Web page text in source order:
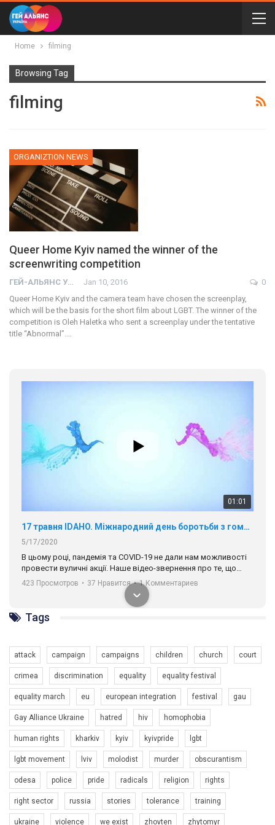
Home filming
Browsing Tag
filming
ORGANIZTION NEWS
Queer Home Kyiv named the winner of the
screenwriting competition
ГЕЙ-АЛЬЯНС УКРАИНА Jan 10, 2016
0
Queer Home Kyiv and the camera team have chosen the screenplay,
which will be the basis for the short film about LGBT. The winner of the
competition is Oleh Haletka who sent a screenplay under the tentative
title “Abnormal”.…
01:01
17 травня IDAHO. Міжнародний день боротьби з гомофобією трансфобією і біфобія.
5/17/2020
В цьому році, пандемія та COVІD-19 не дали нам можливості
провести вуличні акції. Наше відео-звернення про те, що
навіть коли ми у різних містах та не можемо зустрінеться, ми
разом. Ми закликаємо всіх хто поділяє цінності рівності та
солідарності, приєднатися до нас. Регіональні підрозділи
ГАУ є в 16 областях України.
Разом наш голос лунає гучніше!
423 Просмотров • 37 Нравится • 1 Комментариев
Зупинимо насильство проти ЛГБТ в Україні! Stop violence against LGBT in Ukraine!
6/30/2017
Емоційний та вражаючий промо-ролік на конкурс PACT, який
представляє програму "Гей-альянс Україна" з протидії
насильству проти ЛГБТ в Україні.
1.9K Просмотров • 226 Нравится 5 Комментариев
Tags
attack campaign campaigns children church court
crimea discrimination equality equality festival
equality march eu european integration festival gau
Gay Alliance Ukraine hatred hiv homophobia
human rights kharkiv kyiv kyivpride lgbt
lgbt movement lviv molodist murder obscurantism
odesa police pride radicals religion rights
right sector russia stories tolerance training
ukraine violence we exist zhovten zhytomyr